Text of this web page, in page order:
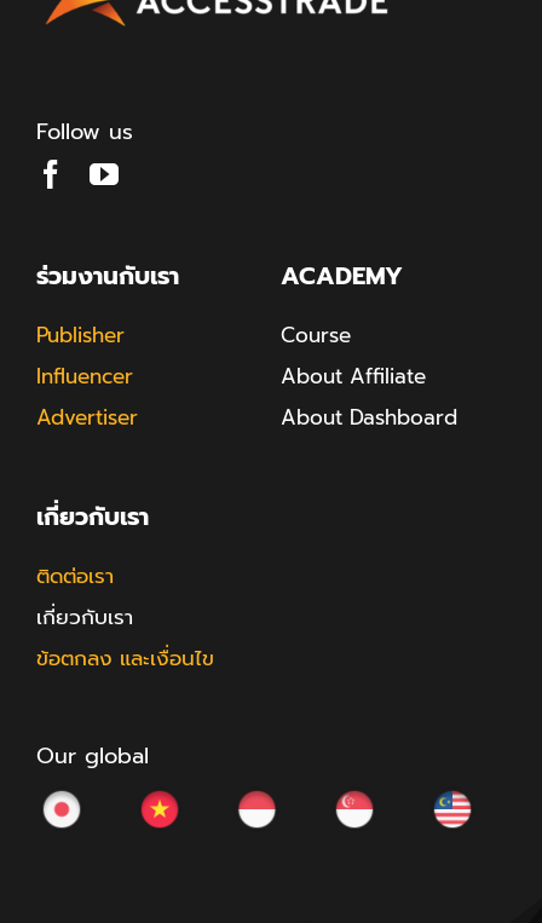
Follow us
ร่วมงานกับเรา
Publisher
Influencer
Advertiser
ACADEMY
Course
About Affiliate
About Dashboard
เกี่ยวกับเรา
ติดต่อเรา
เกี่ยวกับเรา
ข้อตกลง และเงื่อนไข
Our global